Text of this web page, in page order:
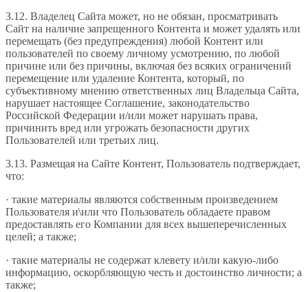
3.12. Владелец Сайта может, но не обязан, просматривать
Сайт на наличие запрещенного Контента и может удалять или
перемещать (без предупреждения) любой Контент или
пользователей по своему личному усмотрению, по любой
причине или без причины, включая без всяких ограничений
перемещение или удаление Контента, который, по
субъективному мнению ответственных лиц Владельца Сайта,
нарушает настоящее Соглашение, законодательство
Российской Федерации и/или может нарушать права,
причинить вред или угрожать безопасности других
Пользователей или третьих лиц.
3.13. Размещая на Сайте Контент, Пользователь подтверждает,
что:
· такие материалы являются собственным произведением
Пользователя и\или что Пользователь обладаете правом
предоставлять его Компании для всех вышеперечисленных
целей; а также;
· такие материалы не содержат клевету и/или какую-либо
информацию, оскорбляющую честь и достоинство личности; а
также;